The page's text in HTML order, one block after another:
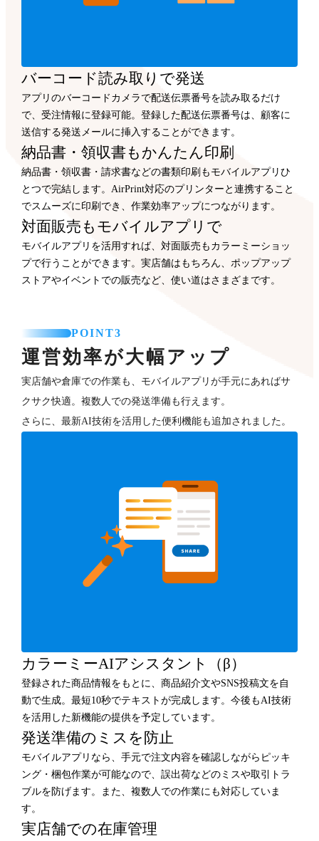
バーコード読み取りで発送
アプリのバーコードカメラで配送伝票番号を読み取るだけ
で、受注情報に登録可能。登録した配送伝票番号は、顧客に
送信する発送メールに挿入することができます。
納品書・領収書もかんたん印刷
納品書・領収書・請求書などの書類印刷もモバイルアプリひ
とつで完結します。AirPrint対応のプリンターと連携すること
でスムーズに印刷でき、作業効率アップにつながります。
対面販売もモバイルアプリで
モバイルアプリを活用すれば、対面販売もカラーミーショッ
プで行うことができます。実店舗はもちろん、ポップアップ
ストアやイベントでの販売など、使い道はさまざまです。
POINT3
運営効率が大幅アップ
実店舗や倉庫での作業も、モバイルアプリが手元にあればサ
クサク快適。複数人での発送準備も行えます。
さらに、最新AI技術を活用した便利機能も追加されました。
カラーミーAIアシスタント（β）
登録された商品情報をもとに、商品紹介文やSNS投稿文を自
動で生成。最短10秒でテキストが完成します。今後もAI技術
を活用した新機能の提供を予定しています。
発送準備のミスを防止
モバイルアプリなら、手元で注文内容を確認しながらピッキ
ング・梱包作業が可能なので、誤出荷などのミスや取引トラ
ブルを防げます。また、複数人での作業にも対応していま
す。
実店舗での在庫管理